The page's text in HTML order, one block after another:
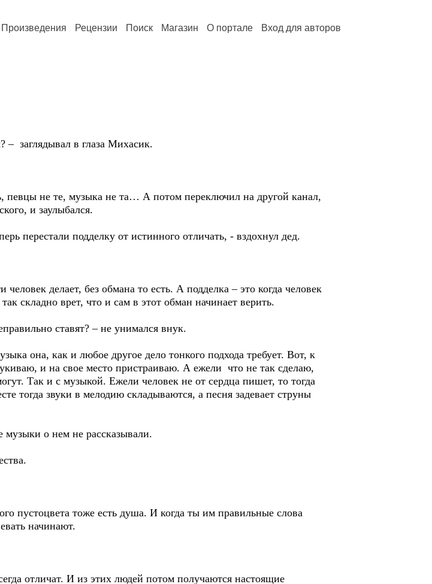
Произведения Рецензии Поиск Магазин О портале Вход для авторов
– заглядывал в глаза Михасик.
певцы не те, музыка не та… А потом переключил на другой канал,
и заулыбался.
перестали подделку от истинного отличать, - вздохнул дед.
делает, без обмана то есть. А подделка – это когда человек
складно врет, что и сам в этот обман начинает верить.
ставят? – не унимался внук.
она, как и любое другое дело тонкого подхода требует. Вот, к
и на свое место пристраиваю. А ежели что не так сделаю,
Так и с музыкой. Ежели человек не от сердца пишет, то тогда
тогда звуки в мелодию складываются, а песня задевает струны
музыки о нем не рассказывали.
пустоцвета тоже есть душа. И когда ты им правильные слова
начинают.
отличат. И из этих людей потом получаются настоящие